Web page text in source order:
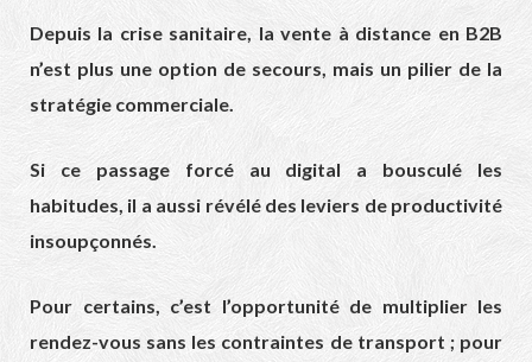
Depuis la crise sanitaire, la vente à distance en B2B
n’est plus une option de secours, mais un pilier de la
stratégie commerciale.
Si ce passage forcé au digital a bousculé les
habitudes, il a aussi révélé des leviers de productivité
insoupçonnés.
Pour certains, c’est l’opportunité de multiplier les
rendez-vous sans les contraintes de transport ; pour